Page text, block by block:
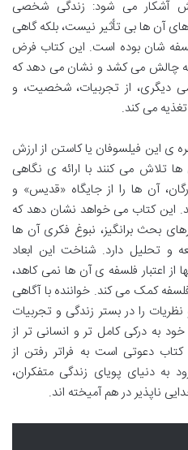
آشکار می شود: زندگی شخصی
های آن ها بی تأثیر نیست، بلکه گاهی
شان بوده است. این کتاب فرض
به چالش می کشد و نشان می دهد که
دیگری، از تجربیات، شخصیت، و
می کند.
ی این فیلسوفان یا کاستن از ارزش
تلاش می کنند با ارائه ی نگاهی
آن ها را از جایگاه «قدیس» و
این کتاب می خواهد نشان دهد که
بحث برانگیز، نبوغ فکری آن ها
و تحلیل دارد. شناخت این ابعاد
از اعتبار فلسفه ی آن ها نمی کاهد،
کمک می کند. خواننده با آگاهی
را در بستر زندگی و تجربیات
به درکی کامل تر و انسانی تر از
دعوتی است به فراتر رفتن از
دنیای پویای زندگی متفکران،
ناپذیر در هم آمیخته اند.